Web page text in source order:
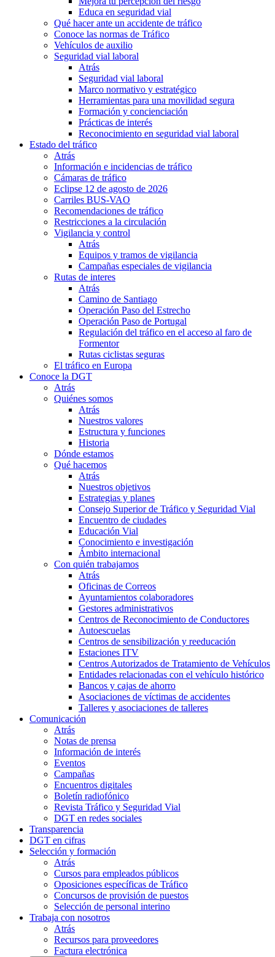
Educa en seguridad vial
Qué hacer ante un accidente de tráfico
Conoce las normas de Tráfico
Vehículos de auxilio
Seguridad vial laboral
Atrás
Seguridad vial laboral
Marco normativo y estratégico
Herramientas para una movilidad segura
Formación y concienciación
Prácticas de interés
Reconocimiento en seguridad vial laboral
Estado del tráfico
Atrás
Información e incidencias de tráfico
Cámaras de tráfico
Eclipse 12 de agosto de 2026
Carriles BUS-VAO
Recomendaciones de tráfico
Restricciones a la circulación
Vigilancia y control
Atrás
Equipos y tramos de vigilancia
Campañas especiales de vigilancia
Rutas de interes
Atrás
Camino de Santiago
Operación Paso del Estrecho
Operación Paso de Portugal
Regulación del tráfico en el acceso al faro de
Formentor
Rutas ciclistas seguras
El tráfico en Europa
Conoce la DGT
Atrás
Quiénes somos
Atrás
Nuestros valores
Estructura y funciones
Historia
Dónde estamos
Qué hacemos
Atrás
Nuestros objetivos
Estrategias y planes
Consejo Superior de Tráfico y Seguridad Vial
Encuentro de ciudades
Educación Vial
Conocimiento e investigación
Ámbito internacional
Con quién trabajamos
Atrás
Oficinas de Correos
Ayuntamientos colaboradores
Gestores administrativos
Centros de Reconocimiento de Conductores
Autoescuelas
Centros de sensibilización y reeducación
Estaciones ITV
Centros Autorizados de Tratamiento de Vehículos
Entidades relacionadas con el vehículo histórico
Bancos y cajas de ahorro
Asociaciones de víctimas de accidentes
Talleres y asociaciones de talleres
Comunicación
Atrás
Notas de prensa
Información de interés
Eventos
Campañas
Encuentros digitales
Boletín radiofónico
Revista Tráfico y Seguridad Vial
DGT en redes sociales
Transparencia
DGT en cifras
Selección y formación
Atrás
Cursos para empleados públicos
Oposiciones específicas de Tráfico
Concursos de provisión de puestos
Selección de personal interino
Trabaja con nosotros
Atrás
Recursos para proveedores
Factura electrónica